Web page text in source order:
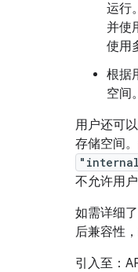
运行
并使
使用
根据
空间。
用户还可
存储空间
不允许用
如需详细
后兼容性
引入至：